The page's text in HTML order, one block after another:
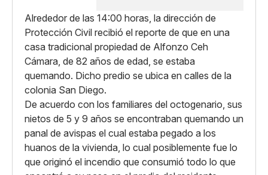
Alrededor de las 14:00 horas, la dirección de
Protección Civil recibió el reporte de que en una
casa tradicional propiedad de Alfonzo Ceh
Cámara, de 82 años de edad, se estaba
quemando. Dicho predio se ubica en calles de la
colonia San Diego.
De acuerdo con los familiares del octogenario, sus
nietos de 5 y 9 años se encontraban quemando un
panal de avispas el cual estaba pegado a los
huanos de la vivienda, lo cual posiblemente fue lo
que originó el incendio que consumió todo lo que